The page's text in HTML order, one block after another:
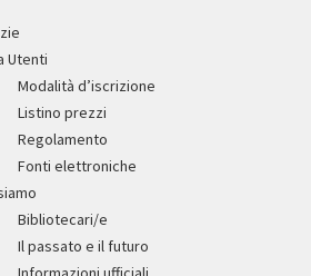
Utenti
Modalità d’iscrizione
Listino prezzi
Regolamento
Fonti elettroniche
Bibliotecari/e
Il passato e il futuro